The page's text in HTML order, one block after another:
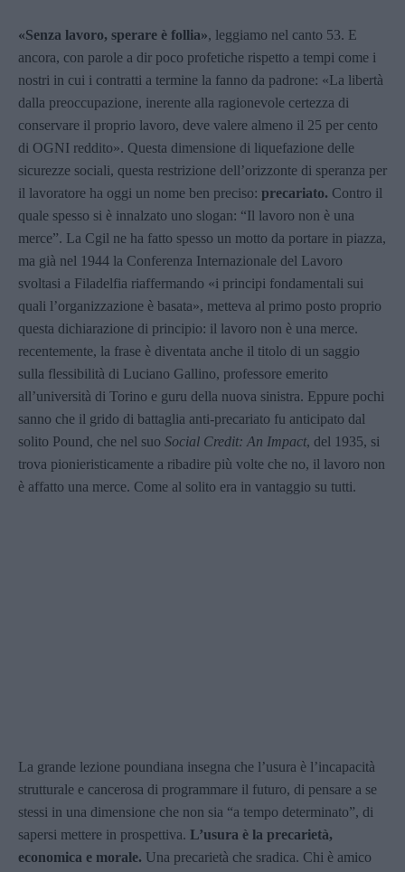
«Senza lavoro, sperare è follia», leggiamo nel canto 53. E
ancora, con parole a dir poco profetiche rispetto a tempi come i
nostri in cui i contratti a termine la fanno da padrone: «La libertà
dalla preoccupazione, inerente alla ragionevole certezza di
conservare il proprio lavoro, deve valere almeno il 25 per cento
di OGNI reddito». Questa dimensione di liquefazione delle
sicurezze sociali, questa restrizione dell’orizzonte di speranza per
il lavoratore ha oggi un nome ben preciso: precariato. Contro il
quale spesso si è innalzato uno slogan: “Il lavoro non è una
merce”. La Cgil ne ha fatto spesso un motto da portare in piazza,
ma già nel 1944 la Conferenza Internazionale del Lavoro
svoltasi a Filadelfia riaffermando «i principi fondamentali sui
quali l’organizzazione è basata», metteva al primo posto proprio
questa dichiarazione di principio: il lavoro non è una merce.
recentemente, la frase è diventata anche il titolo di un saggio
sulla flessibilità di Luciano Gallino, professore emerito
all’università di Torino e guru della nuova sinistra. Eppure pochi
sanno che il grido di battaglia anti-precariato fu anticipato dal
solito Pound, che nel suo Social Credit: An Impact, del 1935, si
trova pionieristicamente a ribadire più volte che no, il lavoro non
è affatto una merce. Come al solito era in vantaggio su tutti.
La grande lezione poundiana insegna che l’usura è l’incapacità
strutturale e cancerosa di programmare il futuro, di pensare a se
stessi in una dimensione che non sia “a tempo determinato”, di
sapersi mettere in prospettiva. L’usura è la precarietà,
economica e morale. Una precarietà che sradica. Chi è amico